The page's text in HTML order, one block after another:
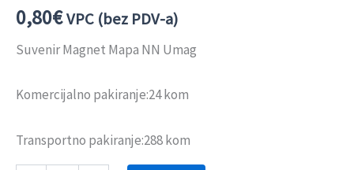
0,80€VPC (bez PDV-a)
Suvenir Magnet Mapa NN Umag
Komercijalno pakiranje:24 kom
Transportno pakiranje:288 kom